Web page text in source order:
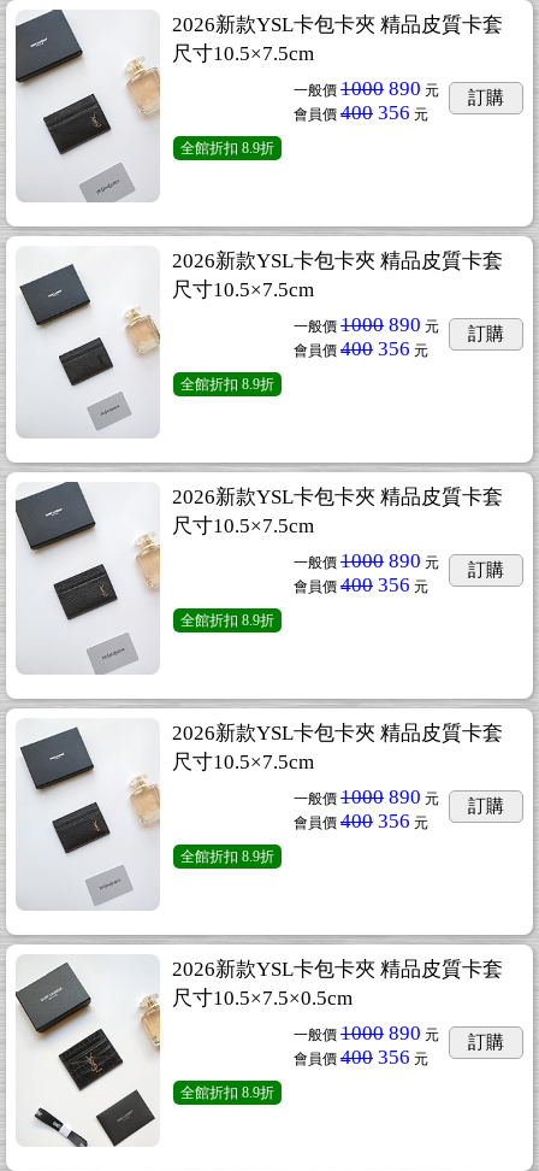
2026新款YSL卡包卡夾 精品皮質卡套
尺寸10.5×7.5cm
一般價 1000 890 元
會員價 400 356 元
訂購
全館折扣 8.9折
2026新款YSL卡包卡夾 精品皮質卡套
尺寸10.5×7.5cm
一般價 1000 890 元
會員價 400 356 元
訂購
全館折扣 8.9折
2026新款YSL卡包卡夾 精品皮質卡套
尺寸10.5×7.5cm
一般價 1000 890 元
會員價 400 356 元
訂購
全館折扣 8.9折
2026新款YSL卡包卡夾 精品皮質卡套
尺寸10.5×7.5cm
一般價 1000 890 元
會員價 400 356 元
訂購
全館折扣 8.9折
2026新款YSL卡包卡夾 精品皮質卡套
尺寸10.5×7.5×0.5cm
一般價 1000 890 元
會員價 400 356 元
訂購
全館折扣 8.9折